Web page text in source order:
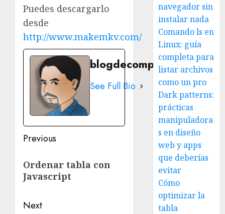
Puedes descargarlo
desde
http://www.makemkv.com/
blogdecomputo.com
See Full Bio
Post
navigation
Previous
post:
Ordenar tabla con
Javascript
Next
navegador sin
instalar nada
Comando ls en
Linux: guía
completa para
listar archivos
como un pro
Dark patterns:
prácticas
manipuladora
s en diseño
web y apps
que deberías
evitar
Cómo
optimizar la
tabla